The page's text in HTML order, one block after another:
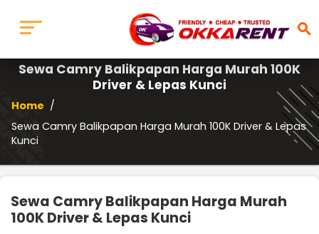
search
Sewa Camry Balikpapan Harga Murah 100K
Driver & Lepas Kunci
Home /
Sewa Camry Balikpapan Harga Murah 100K Driver & Lepas
Kunci
Sewa Camry Balikpapan Harga Murah
100K Driver & Lepas Kunci